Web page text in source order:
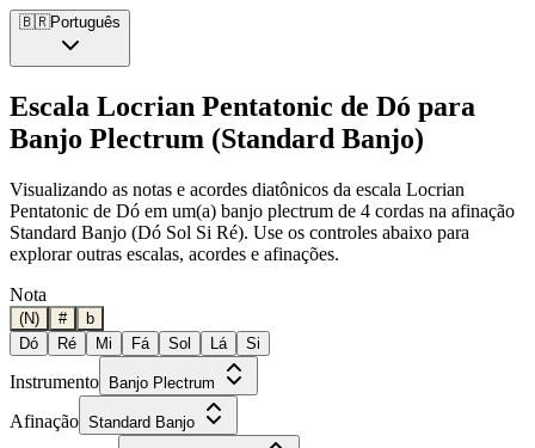
🇧🇷Português
Escala Locrian Pentatonic de Dó para
Banjo Plectrum (Standard Banjo)
Visualizando as notas e acordes diatônicos da escala Locrian
Pentatonic de Dó em um(a) banjo plectrum de 4 cordas na afinação
Standard Banjo (Dó Sol Si Ré). Use os controles abaixo para
explorar outras escalas, acordes e afinações.
Nota
(N) #
b
Dó
Ré Mi Fá Sol Lá Si
Instrumento Banjo Plectrum
Afinação Standard Banjo